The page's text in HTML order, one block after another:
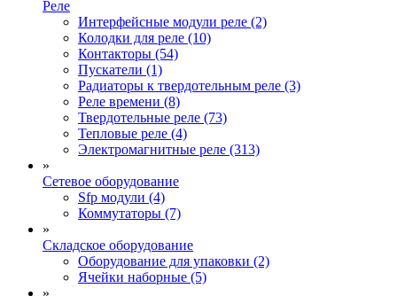
Реле
Интерфейсные модули реле (2)
Колодки для реле (10)
Контакторы (54)
Пускатели (1)
Радиаторы к твердотельным реле (3)
Реле времени (8)
Твердотельные реле (73)
Тепловые реле (4)
Электромагнитные реле (313)
»
Сетевое оборудование
Sfp модули (4)
Коммутаторы (7)
»
Складское оборудование
Оборудование для упаковки (2)
Ячейки наборные (5)
»